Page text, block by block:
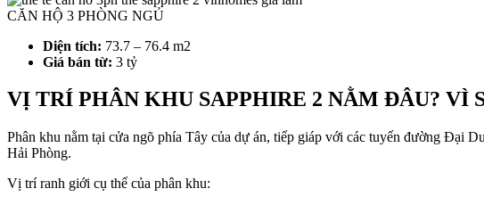
CĂN HỘ 3 PHÒNG NGỦ
Diện tích: 73.7 – 76.4 m2
Giá bán từ: 3 tỷ
VỊ TRÍ PHÂN KHU SAPPHIRE 2 NẰM ĐÂU? VÌ
Phân khu nằm tại cửa ngõ phía Tây của dự án, tiếp giáp với các tuyến đường Đại
Hải Phòng.
Vị trí ranh giới cụ thể của phân khu: